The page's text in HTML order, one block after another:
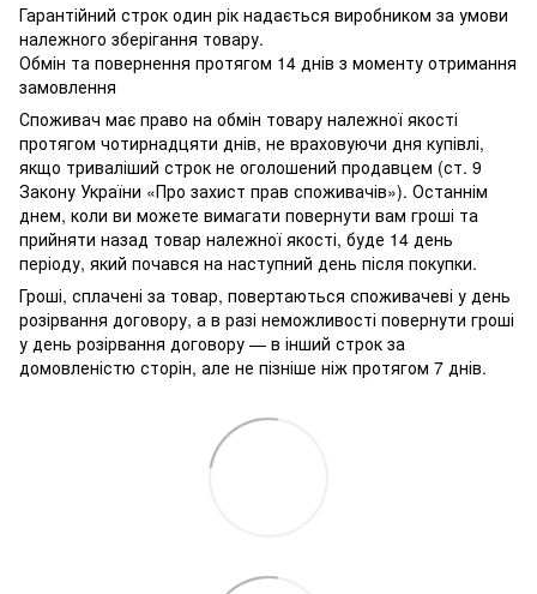
Гарантійний строк один рік надається виробником за умови
належного зберігання товару.
Обмін та повернення протягом 14 днів з моменту отримання
замовлення
Споживач має право на обмін товару належної якості
протягом чотирнадцяти днів, не враховуючи дня купівлі,
якщо триваліший строк не оголошений продавцем (ст. 9
Закону України «Про захист прав споживачів»). Останнім
днем, коли ви можете вимагати повернути вам гроші та
прийняти назад товар належної якості, буде 14 день
періоду, який почався на наступний день після покупки.
Гроші, сплачені за товар, повертаються споживачеві у день
розірвання договору, а в разі неможливості повернути гроші
у день розірвання договору — в інший строк за
домовленістю сторін, але не пізніше ніж протягом 7 днів.